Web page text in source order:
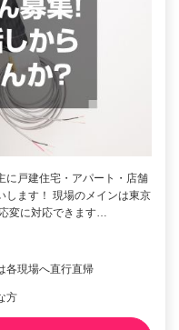
に戸建住宅・アパート・店舗
します！ 現場のメインは東京
変に対応できます…
現場へ直行直帰
方